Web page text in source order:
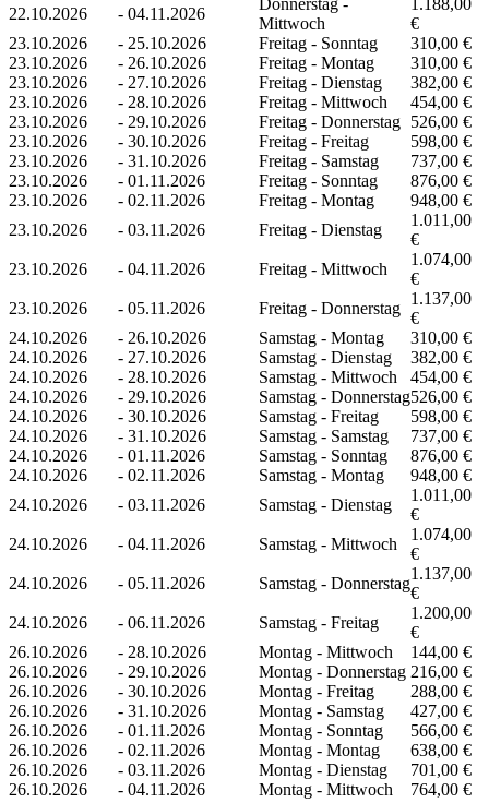
22.10.2026
- 04.11.2026
Mittwoch
€
23.10.2026
- 25.10.2026 Freitag - Sonntag
310,00 €
23.10.2026
- 26.10.2026 Freitag - Montag
310,00 €
23.10.2026
- 27.10.2026 Freitag - Dienstag
382,00 €
23.10.2026
- 28.10.2026 Freitag - Mittwoch
454,00 €
23.10.2026
- 29.10.2026 Freitag - Donnerstag 526,00 €
23.10.2026
- 30.10.2026 Freitag - Freitag
598,00 €
23.10.2026
- 31.10.2026 Freitag - Samstag
737,00 €
23.10.2026
- 01.11.2026 Freitag - Sonntag
876,00 €
23.10.2026
- 02.11.2026 Freitag - Montag
948,00 €
23.10.2026
- 03.11.2026 Freitag - Dienstag
1.011,00
€
23.10.2026
- 04.11.2026 Freitag - Mittwoch
1.074,00
€
23.10.2026
- 05.11.2026 Freitag - Donnerstag
1.137,00
€
24.10.2026
- 26.10.2026 Samstag - Montag
310,00 €
24.10.2026
- 27.10.2026 Samstag - Dienstag
382,00 €
24.10.2026
- 28.10.2026 Samstag - Mittwoch
454,00 €
24.10.2026
- 29.10.2026 Samstag - Donnerstag526,00 €
24.10.2026
- 30.10.2026 Samstag - Freitag
598,00 €
24.10.2026
- 31.10.2026 Samstag - Samstag
737,00 €
24.10.2026
- 01.11.2026 Samstag - Sonntag
876,00 €
24.10.2026
- 02.11.2026 Samstag - Montag
948,00 €
24.10.2026
- 03.11.2026 Samstag - Dienstag
1.011,00
€
24.10.2026
- 04.11.2026 Samstag - Mittwoch
1.074,00
€
24.10.2026
- 05.11.2026 Samstag - Donnerstag
1.137,00
€
24.10.2026
- 06.11.2026 Samstag - Freitag
1.200,00
€
26.10.2026
- 28.10.2026 Montag - Mittwoch
144,00 €
26.10.2026
- 29.10.2026 Montag - Donnerstag 216,00 €
26.10.2026
- 30.10.2026 Montag - Freitag
288,00 €
26.10.2026
- 31.10.2026 Montag - Samstag
427,00 €
26.10.2026
- 01.11.2026 Montag - Sonntag
566,00 €
26.10.2026
- 02.11.2026 Montag - Montag
638,00 €
26.10.2026
- 03.11.2026 Montag - Dienstag
701,00 €
26.10.2026
- 04.11.2026 Montag - Mittwoch
764,00 €